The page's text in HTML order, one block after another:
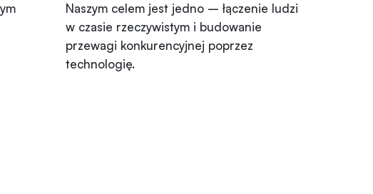
Naszym celem jest jedno – łączenie ludzi
w czasie rzeczywistym i budowanie
przewagi konkurencyjnej poprzez
technologię.